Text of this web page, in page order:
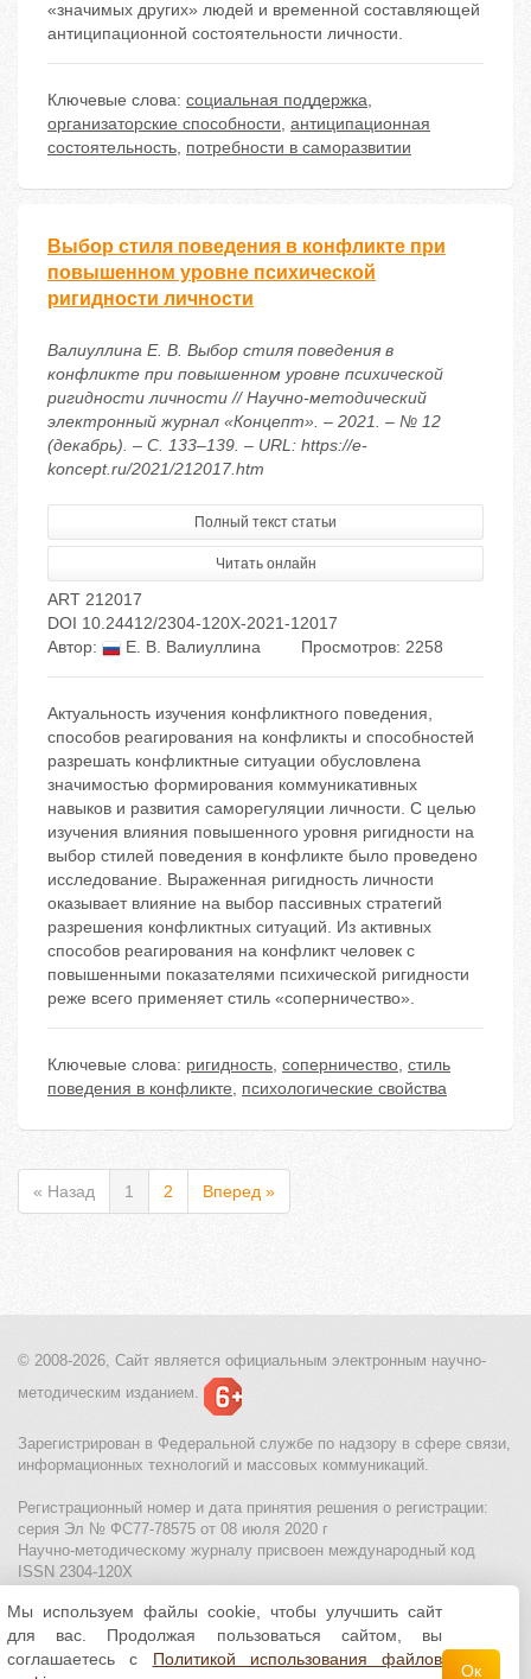
«значимых других» людей и временной составляющей
антиципационной состоятельности личности.
Ключевые слова: социальная поддержка,
организаторские способности, антиципационная
состоятельность, потребности в саморазвитии
Выбор стиля поведения в конфликте при
повышенном уровне психической
ригидности личности
Валиуллина Е. В. Выбор стиля поведения в
конфликте при повышенном уровне психической
ригидности личности // Научно-методический
электронный журнал «Концепт». – 2021. – № 12
(декабрь). – С. 133–139. – URL: https://e-
koncept.ru/2021/212017.htm
Полный текст статьи
Читать онлайн
ART 212017
DOI 10.24412/2304-120X-2021-12017
Автор:
Е. В. Валиуллина Просмотров: 2258
Актуальность изучения конфликтного поведения,
способов реагирования на конфликты и способностей
разрешать конфликтные ситуации обусловлена
значимостью формирования коммуникативных
навыков и развития саморегуляции личности. С целью
изучения влияния повышенного уровня ригидности на
выбор стилей поведения в конфликте было проведено
исследование. Выраженная ригидность личности
оказывает влияние на выбор пассивных стратегий
разрешения конфликтных ситуаций. Из активных
способов реагирования на конфликт человек с
повышенными показателями психической ригидности
реже всего применяет стиль «соперничество».
Ключевые слова: ригидность, соперничество, стиль
поведения в конфликте, психологические свойства
« Назад 1 2 Вперед »
© 2008-2026, Сайт является официальным электронным научно-
методическим изданием.
Зарегистрирован в Федеральной службе по надзору в сфере связи,
информационных технологий и массовых коммуникаций.
Регистрационный номер и дата принятия решения о регистрации:
серия Эл № ФС77-78575 от 08 июля 2020 г
Научно-методическому журналу присвоен международный код
ISSN 2304-120X
МЦИТО|Школьные олимпиады и онлайн конкурсы для детей
Политика использования файлов cookie| Политика обработки и
защиты персональных данных
Мы используем файлы cookie, чтобы улучшить сайт
для вас. Продолжая пользоваться сайтом, вы
соглашаетесь с Политикой использования файлов
Ок